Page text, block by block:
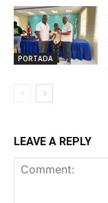
PORTADA
LEAVE A REPLY